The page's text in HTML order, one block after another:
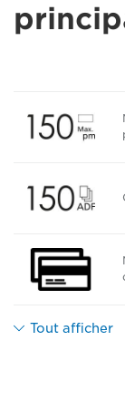
Tout afficher